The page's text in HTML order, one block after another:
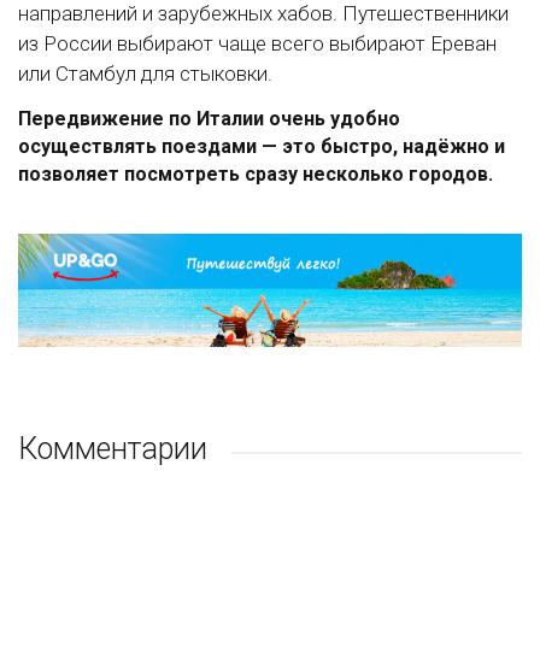
направлений и зарубежных хабов. Путешественники
из России выбирают чаще всего выбирают Ереван
или Стамбул для стыковки.
Передвижение по Италии очень удобно
осуществлять поездами — это быстро, надёжно и
позволяет посмотреть сразу несколько городов.
Комментарии